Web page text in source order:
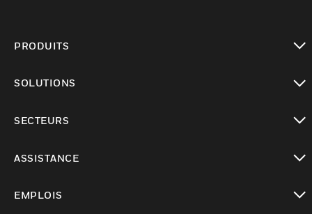
PRODUITS
SOLUTIONS
SECTEURS
ASSISTANCE
EMPLOIS